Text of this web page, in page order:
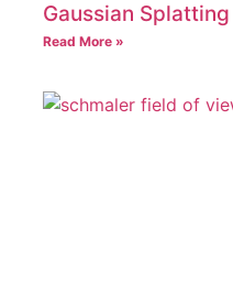
Gaussian
Read More »